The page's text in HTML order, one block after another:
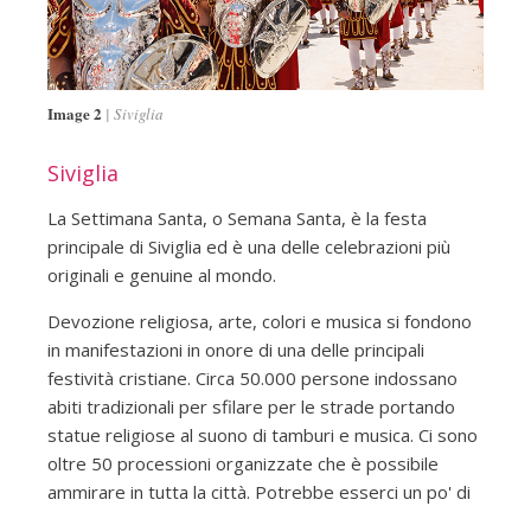
Image 2 Siviglia
Siviglia
La Settimana Santa, o Semana Santa, è la festa
principale di Siviglia ed è una delle celebrazioni più
originali e genuine al mondo.
Devozione religiosa, arte, colori e musica si fondono
in manifestazioni in onore di una delle principali
festività cristiane. Circa 50.000 persone indossano
abiti tradizionali per sfilare per le strade portando
statue religiose al suono di tamburi e musica. Ci sono
oltre 50 processioni organizzate che è possibile
ammirare in tutta la città. Potrebbe esserci un po' di